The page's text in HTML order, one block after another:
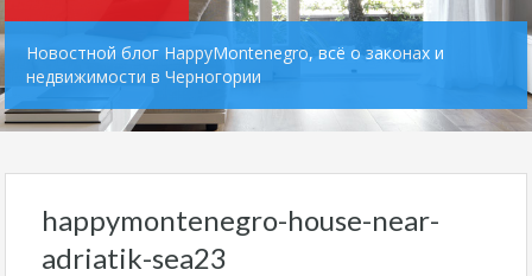
Новостной блог HappyMontenegro, всё о законах и
недвижимости в Черногории
happymontenegro-house-near-
adriatik-sea23